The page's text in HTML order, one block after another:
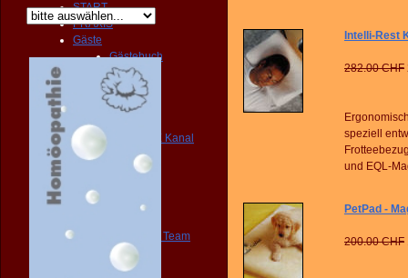
START
PRAXIS
Gäste
Gästebuch
Verein
Praxis
Club
Portale
YOUTUBE Kanal
BLOG
FORUM
Juice Plus Team
Forum
Umfragen
Intelli-Rest
282.00 CHF
speziell
und EQL-
PetPad -
200.00 CHF